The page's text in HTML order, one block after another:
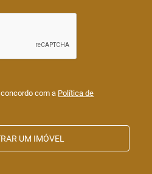
com a Política de
UM IMÓVEL